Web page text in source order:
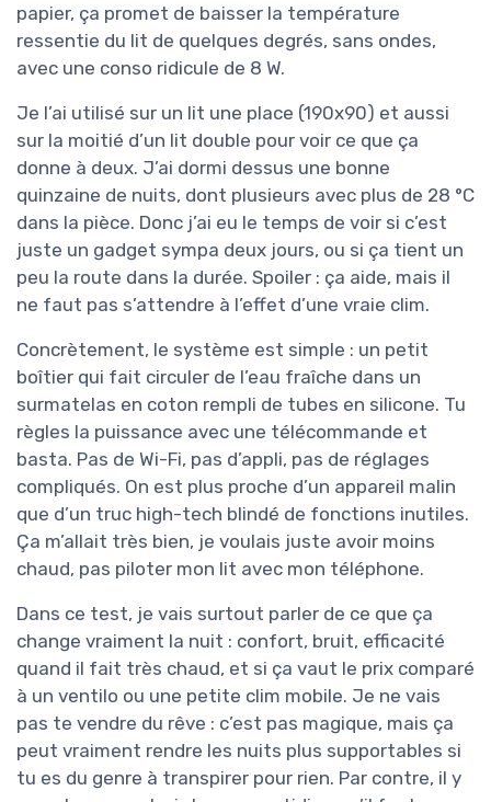
papier, ça promet de baisser la température
ressentie du lit de quelques degrés, sans ondes,
avec une conso ridicule de 8 W.
Je l’ai utilisé sur un lit une place (190x90) et aussi
sur la moitié d’un lit double pour voir ce que ça
donne à deux. J’ai dormi dessus une bonne
quinzaine de nuits, dont plusieurs avec plus de 28 °C
dans la pièce. Donc j’ai eu le temps de voir si c’est
juste un gadget sympa deux jours, ou si ça tient un
peu la route dans la durée. Spoiler : ça aide, mais il
ne faut pas s’attendre à l’effet d’une vraie clim.
Concrètement, le système est simple : un petit
boîtier qui fait circuler de l’eau fraîche dans un
surmatelas en coton rempli de tubes en silicone. Tu
règles la puissance avec une télécommande et
basta. Pas de Wi-Fi, pas d’appli, pas de réglages
compliqués. On est plus proche d’un appareil malin
que d’un truc high-tech blindé de fonctions inutiles.
Ça m’allait très bien, je voulais juste avoir moins
chaud, pas piloter mon lit avec mon téléphone.
Dans ce test, je vais surtout parler de ce que ça
change vraiment la nuit : confort, bruit, efficacité
quand il fait très chaud, et si ça vaut le prix comparé
à un ventilo ou une petite clim mobile. Je ne vais
pas te vendre du rêve : c’est pas magique, mais ça
peut vraiment rendre les nuits plus supportables si
tu es du genre à transpirer pour rien. Par contre, il y